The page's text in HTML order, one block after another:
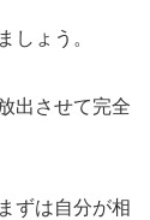
しょう。
出させて完全
ずは自分が相